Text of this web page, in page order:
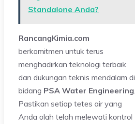
Standalone Anda?
RancangKimia.com
berkomitmen untuk terus
menghadirkan teknologi terbaik
dan dukungan teknis mendalam di
bidang PSA Water Engineering
Pastikan setiap tetes air yang
Anda olah telah melewati kontrol